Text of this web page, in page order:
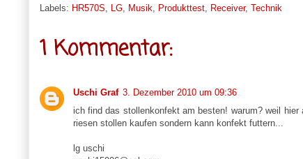
Labels: HR570S LG, Musik Produkttest, Receiver, Technik
1 Kommentar:
Uschi Graf 3. Dezember 2010 um 09:36
ich find das stollenkonfekt am besten! warum? weil
riesen stollen kaufen sondern kann konfekt futtern...
lg uschi